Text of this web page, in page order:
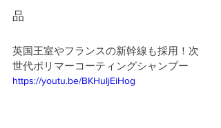
品
英国王室やフランスの新幹線も採用！次
世代ポリマーコーティングシャンプー
https://youtu.be/BKHuljEiHog